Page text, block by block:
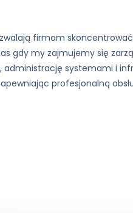
firmom
gdy my zajmujemy się
systemami i
profesjonalną